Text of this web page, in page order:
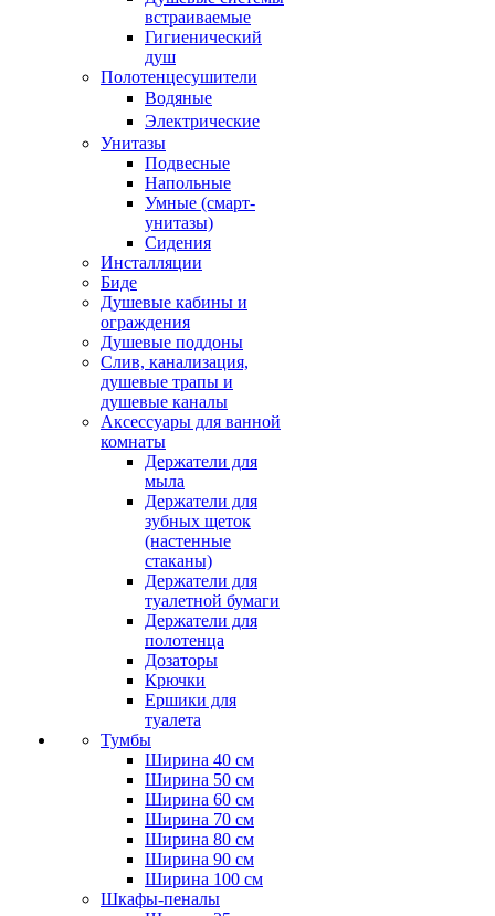
встраиваемые
Гигиенический
душ
Полотенцесушители
ㅤВодяные
ㅤЭлектрические
Унитазы
Подвесные
Напольные
Умные (смарт-
унитазы)
Сидения
Инсталляции
Биде
Душевые кабины и
ограждения
Душевые поддоны
Слив, канализация,
душевые трапы и
душевые каналы
Аксессуары для ванной
комнаты
Держатели для
мыла
Держатели для
зубных щеток
(настенные
стаканы)
Держатели для
туалетной бумаги
Держатели для
полотенца
Дозаторы
Крючки
Ершики для
туалета
Тумбы
Ширина 40 см
Ширина 50 см
Ширина 60 см
Ширина 70 см
Ширина 80 см
Ширина 90 см
Ширина 100 см
Шкафы-пеналы